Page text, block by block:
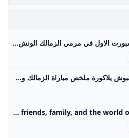
هدف مودرن سبورت الاول في مرمي الزمالك الونش بالخطأ في مرماه - بطولات مشاهدة هدف مودرن سبورت الاول في مرمي الزمالك .. الونش بالخطأ في مرماه اليوم21-8-2025 تعليق عربي إخلاء مسئولية: هذا المحتوى لم يتم انشائه او استضافته بواسطة موقع بطولات وأي مسئولية قانونية تقع على عاتق الطرف الثالث مباراة الزمالك اليوم اهداف الزمالك اليوم الزمالك محمد ابوجبل محمود الونش الدوري المصري مودرن سبورت اهداف مودرن سبورت اليوم الزمالك ومودرن سبورت مباراة مودرن سبورت اليوم مباراة الزمالك ومودرن سبورت اهداف الزمالك ومودرن سبورت اهداف مودرن سبورت والزمالك فيديوهات متعلقةأنس أسامة منذ 4 يوم
ملخص مباراة الزمالك وستيلينبوش يلاكورة ملخص مباراة الزمالك وستيلينبوش مباريات الغد الأربعاء 9 أبريل 2025 08:25 م تابعنا علي جوجل تابعنا علي فيسبوك تابعنا علي يوتيوب تابعنا علي واتس اب تابعنا علي تيك توك
- YouTube Enjoy the videos and music you love, upload original content, and share it all with friends, family, and the world on YouTube.